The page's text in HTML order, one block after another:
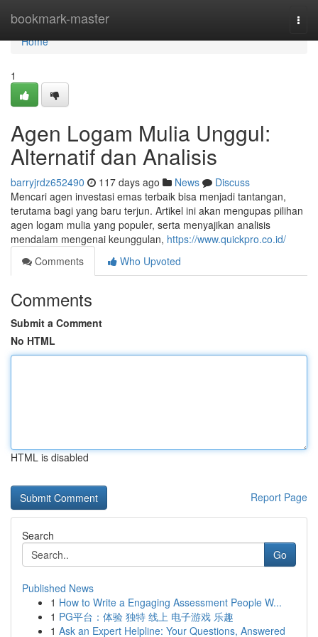
bookmark-master
Home
Home
1
Agen Logam Mulia Unggul:
Alternatif dan Analisis
barryjrdz652490 117 days ago News
Discuss
Mencari agen investasi emas terbaik bisa menjadi tantangan,
terutama bagi yang baru terjun. Artikel ini akan mengupas pilihan
agen logam mulia yang populer, serta menyajikan analisis
mendalam mengenai keunggulan, https://www.quickpro.co.id/
Comments
Who Upvoted
Comments
Submit a Comment
No HTML
HTML is disabled
Report Page
Search
Go
Published News
1 How to Write a Engaging Assessment People W...
1 PG平台：体验 独特 线上 电子游戏 乐趣
1 Ask an Expert Helpline: Your Questions, Answered